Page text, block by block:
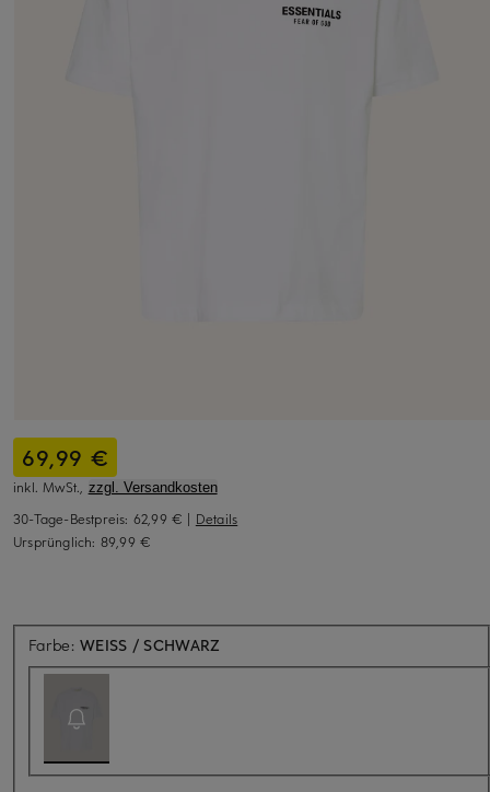
69,99 €
inkl. MwSt., zzgl. Versandkosten
30-Tage-Bestpreis: 62,99 € | Details
Ursprünglich: 89,99 €
Farbe:WEISS / SCHWARZ